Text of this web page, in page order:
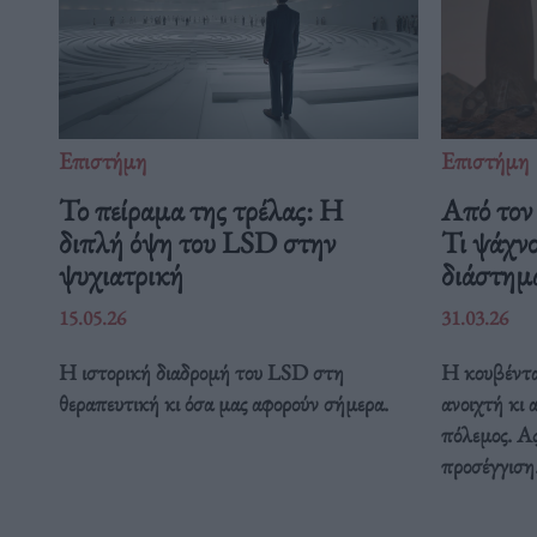
Επιστήμη
Το πείραμα της τρέλας: Η
διπλή όψη του LSD στην
ψυχιατρική
15.05.26
Η ιστορική διαδρομή του LSD στη
θεραπευτική κι όσα μας αφορούν σήμερα.
Επιστήμη
Από
Τι
31.03.26
Η
ανοιχτή κι
πόλεμος.